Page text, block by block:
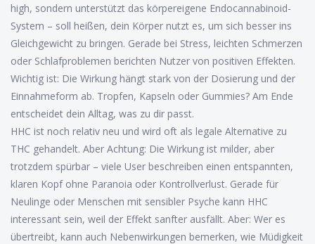
high, sondern unterstützt das körpereigene Endocannabinoid-
System – soll heißen, dein Körper nutzt es, um sich besser ins
Gleichgewicht zu bringen. Gerade bei Stress, leichten Schmerzen
oder Schlafproblemen berichten Nutzer von positiven Effekten.
Wichtig ist: Die Wirkung hängt stark von der Dosierung und der
Einnahmeform ab. Tropfen, Kapseln oder Gummies? Am Ende
entscheidet dein Alltag, was zu dir passt.
HHC ist noch relativ neu und wird oft als legale Alternative zu
THC gehandelt. Aber Achtung: Die Wirkung ist milder, aber
trotzdem spürbar – viele User beschreiben einen entspannten,
klaren Kopf ohne Paranoia oder Kontrollverlust. Gerade für
Neulinge oder Menschen mit sensibler Psyche kann HHC
interessant sein, weil der Effekt sanfter ausfällt. Aber: Wer es
übertreibt, kann auch Nebenwirkungen bemerken, wie Müdigkeit